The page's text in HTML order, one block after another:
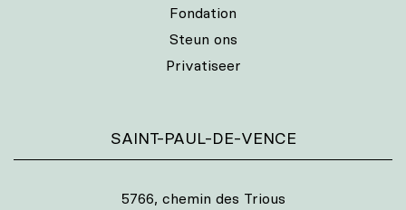
Fondation
Steun ons
Privatiseer
SAINT-PAUL-DE-VENCE
5766, chemin des Trious